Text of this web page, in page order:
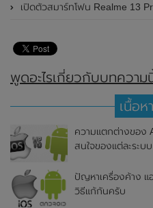
เปิดตัวสมาร์ทโฟน Realme 13 Pro
พูดอะไรเกี่ยวกับบทความ
เนื้อห
ความแตกต่างของ
สนใจของแต่ละระบบ
ปัญหาเครื่องค้าง แ
วิธีแก้กันครับ